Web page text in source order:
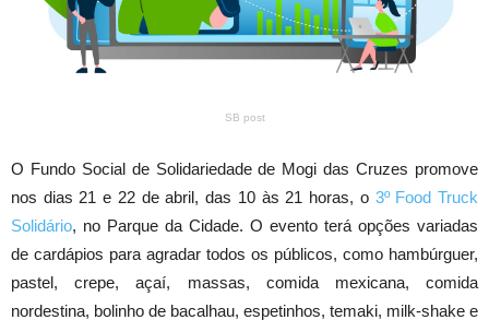
SB post
O Fundo Social de Solidariedade de Mogi das Cruzes promove
nos dias 21 e 22 de abril, das 10 às 21 horas, o 3º Food Truck
Solidário, no Parque da Cidade. O evento terá opções variadas
de cardápios para agradar todos os públicos, como hambúrguer,
pastel, crepe, açaí, massas, comida mexicana, comida
nordestina, bolinho de bacalhau, espetinhos, temaki, milk-shake e